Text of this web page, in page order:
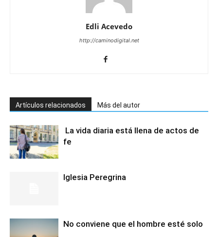
Edli Acevedo
http://caminodigital.net
Artículos relacionados Más del autor
La vida diaria está llena de actos de
fe
Iglesia Peregrina
No conviene que el hombre esté solo